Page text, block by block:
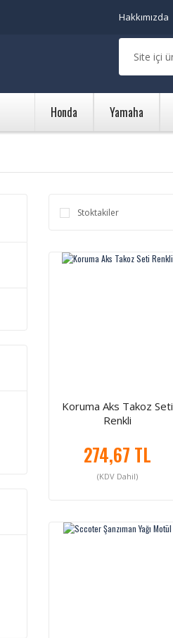
Hakkımızda
Honda Yamaha
Stoktakiler
Koruma Aks Takoz Seti
Renkli
274,67 TL
(KDV Dahil)